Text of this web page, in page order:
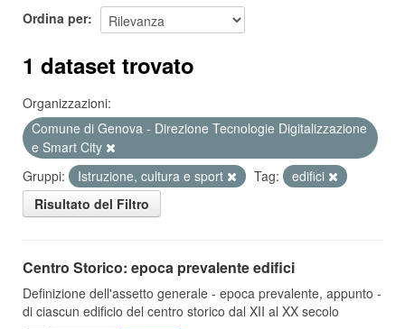
Ordina per
1 dataset trovato
Organizzazioni:
Comune di Genova - Direzione Tecnologie Digitalizzazione
e Smart City
Gruppi:
Istruzione, cultura e sport Tag:
edifici
Risultato del Filtro
Centro Storico: epoca prevalente edifici
Definizione dell'assetto generale - epoca prevalente, appunto -
di ciascun edificio del centro storico dal XII al XX secolo